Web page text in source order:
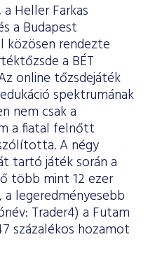
Heller Farkas
a Budapest
közösen rendezte
a BÉT
online tőzsdejáték
spektrumának
nem csak a
a fiatal felnőtt
A négy
tartó játék során a
több mint 12 ezer
legeredményesebb
Trader4) a Futam
százalékos hozamot